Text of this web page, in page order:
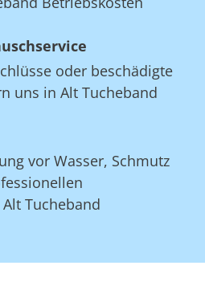
oder beschädigte
uns in Alt Tucheband
vor Wasser, Schmutz
Tucheband